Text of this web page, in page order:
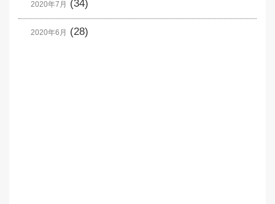
2020年7月 (34)
2020年6月 (28)